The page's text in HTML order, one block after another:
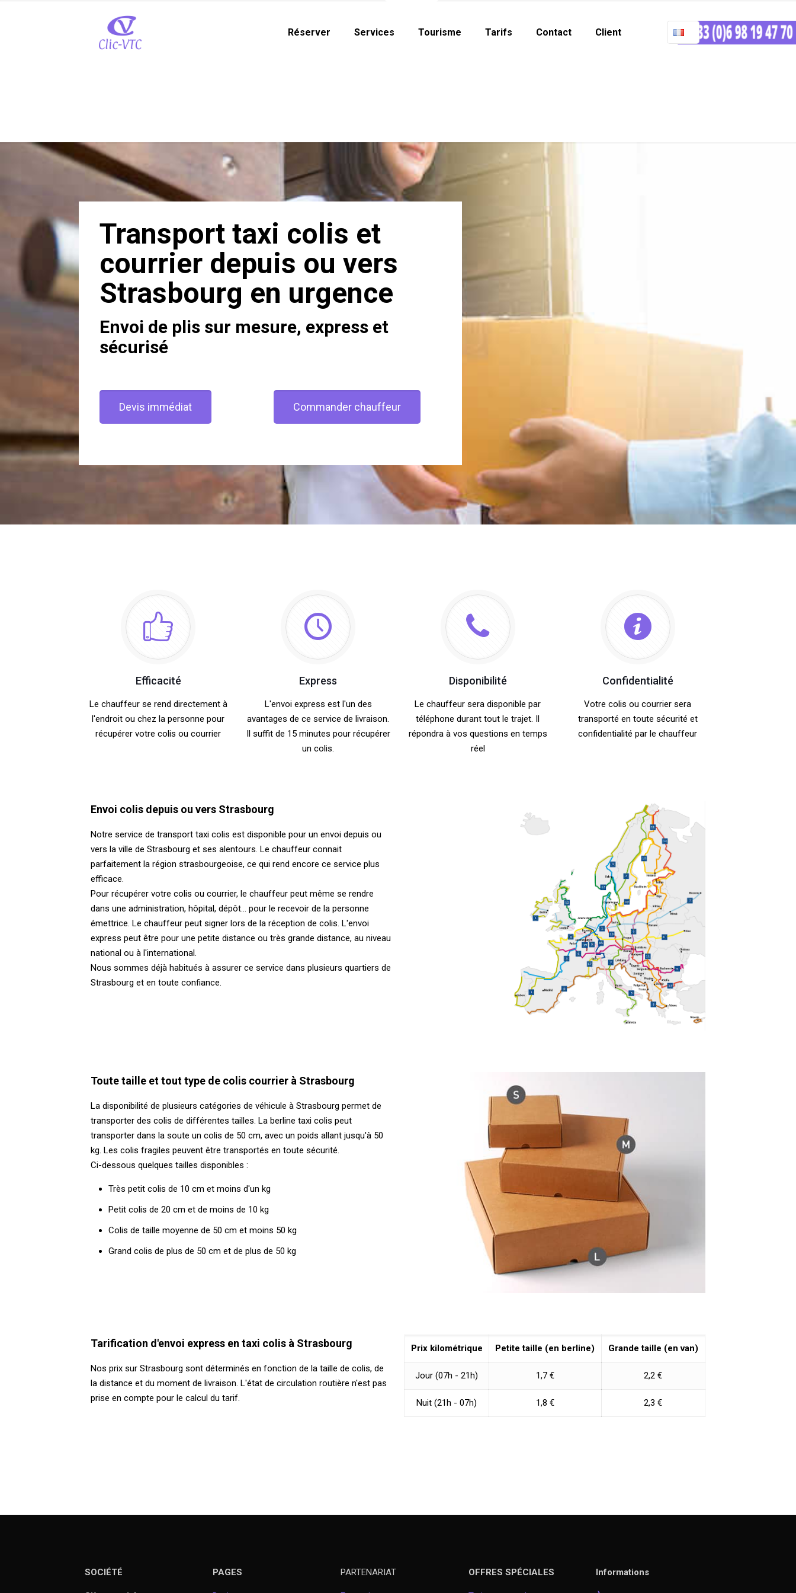
Réserver Services Tourisme Tarifs Contact Client
Transport taxi colis et
courrier depuis ou vers
Strasbourg en urgence
Envoi de plis sur mesure, express et
sécurisé
Devis immédiat Commander chauffeur
Efficacité
Le chauffeur se rend directement à
l'endroit ou chez la personne pour
récupérer votre colis ou courrier
Express
L'envoi express est l'un des
avantages de ce service de livraison.
Il suffit de 15 minutes pour récupérer
un colis.
Disponibilité
Le chauffeur sera disponible par
téléphone durant tout le trajet. Il
répondra à vos questions en temps
réel
Confidentialité
Votre colis ou courrier sera
transporté en toute sécurité et
confidentialité par le chauffeur
Envoi colis depuis ou vers Strasbourg
Notre service de transport taxi colis est disponible pour un envoi depuis ou
vers la ville de Strasbourg et ses alentours. Le chauffeur connait
parfaitement la région strasbourgeoise, ce qui rend encore ce service plus
efficace.
Pour récupérer votre colis ou courrier, le chauffeur peut même se rendre
dans une administration, hôpital, dépôt... pour le recevoir de la personne
émettrice. Le chauffeur peut signer lors de la réception de colis. L'envoi
express peut être pour une petite distance ou très grande distance, au niveau
national ou à l'international.
Nous sommes déjà habitués à assurer ce service dans plusieurs quartiers de
Strasbourg et en toute confiance.
Toute taille et tout type de colis courrier à Strasbourg
La disponibilité de plusieurs catégories de véhicule à Strasbourg permet de
transporter des colis de différentes tailles. La berline taxi colis peut
transporter dans la soute un colis de 50 cm, avec un poids allant jusqu'à 50
kg. Les colis fragiles peuvent être transportés en toute sécurité.
Ci-dessous quelques tailles disponibles :
Très petit colis de 10 cm et moins d'un kg
Petit colis de 20 cm et de moins de 10 kg
Colis de taille moyenne de 50 cm et moins 50 kg
Grand colis de plus de 50 cm et de plus de 50 kg
Tarification d'envoi express en taxi colis à Strasbourg
Nos prix sur Strasbourg sont déterminés en fonction de la taille de colis, de
la distance et du moment de livraison. L'état de circulation routière n'est pas
prise en compte pour le calcul du tarif.
Prix kilométrique Petite taille (en berline) Grande taille (en van)
Jour (07h - 21h) 1,7 € 2,2 €
Nuit (21h - 07h) 1,8 € 2,3 €
SOCIÉTÉ PAGES PARTENARIAT OFFRES SPÉCIALES Informations